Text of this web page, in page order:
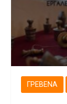
ΓΡΕΒΕΝΆ